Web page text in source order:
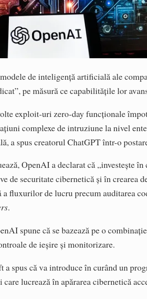
de inteligență artificială ale
pe măsură ce capabilitățile lor
exploit-uri zero-day funcționale
complexe de intruziune la nivel
a spus creatorul ChatGPT într-o
OpenAI a declarat că „investește în
de securitate cibernetică și în crearea
a fluxurilor de lucru precum auditarea
.
spune că se bazează pe o
de ieșire și monitorizare.
spus că va introduce în curând un
lucrează în apărarea cibernetică